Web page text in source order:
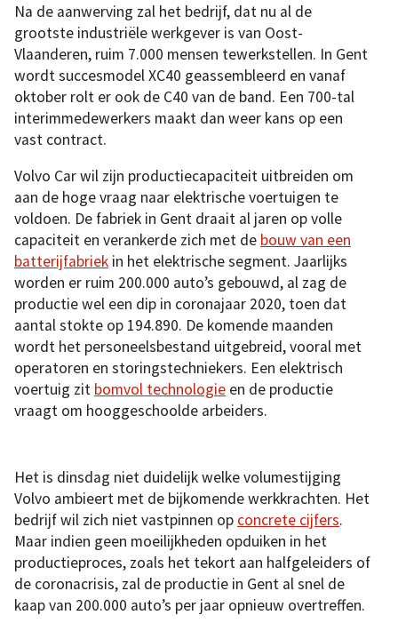
Na de aanwerving zal het bedrijf, dat nu al de
grootste industriële werkgever is van Oost-
Vlaanderen, ruim 7.000 mensen tewerkstellen. In Gent
wordt succesmodel XC40 geassembleerd en vanaf
oktober rolt er ook de C40 van de band. Een 700-tal
interimmedewerkers maakt dan weer kans op een
vast contract.
Volvo Car wil zijn productiecapaciteit uitbreiden om
aan de hoge vraag naar elektrische voertuigen te
voldoen. De fabriek in Gent draait al jaren op volle
capaciteit en verankerde zich met de bouw van een
batterijfabriek in het elektrische segment. Jaarlijks
worden er ruim 200.000 auto’s gebouwd, al zag de
productie wel een dip in coronajaar 2020, toen dat
aantal stokte op 194.890. De komende maanden
wordt het personeelsbestand uitgebreid, vooral met
operatoren en storingstechniekers. Een elektrisch
voertuig zit bomvol technologie en de productie
vraagt om hooggeschoolde arbeiders.
Het is dinsdag niet duidelijk welke volumestijging
Volvo ambieert met de bijkomende werkkrachten. Het
bedrijf wil zich niet vastpinnen op concrete cijfers.
Maar indien geen moeilijkheden opduiken in het
productieproces, zoals het tekort aan halfgeleiders of
de coronacrisis, zal de productie in Gent al snel de
kaap van 200.000 auto’s per jaar opnieuw overtreffen.